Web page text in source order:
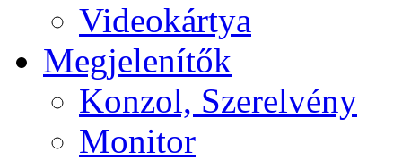
Videokártya
Megjelenítők
Konzol, Szerelvény
Monitor